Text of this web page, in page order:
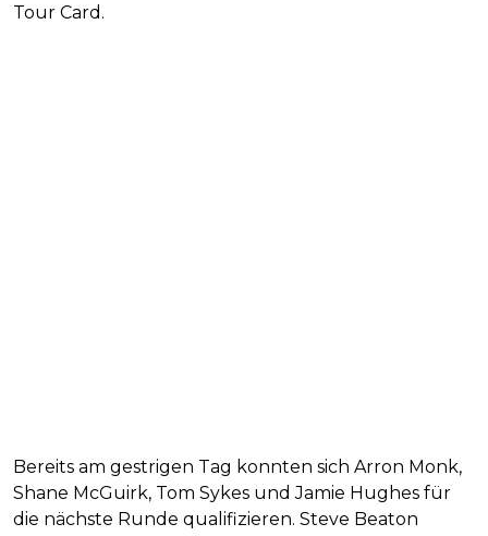
Tour Card.
Bereits am gestrigen Tag konnten sich Arron Monk,
Shane McGuirk, Tom Sykes und Jamie Hughes für
die nächste Runde qualifizieren. Steve Beaton